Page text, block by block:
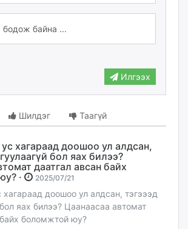
Илгээх
Шилдэг Таагүй
хагараад доошоо ул алдсан,
бол яах билээ?
даатгал авсан байх
боломжтой юу? ·
2025/07/21
доошоо ул алдсан, тэгэээд
бол яах билээ? Цаанаасаа автомат
боломжтой юу?